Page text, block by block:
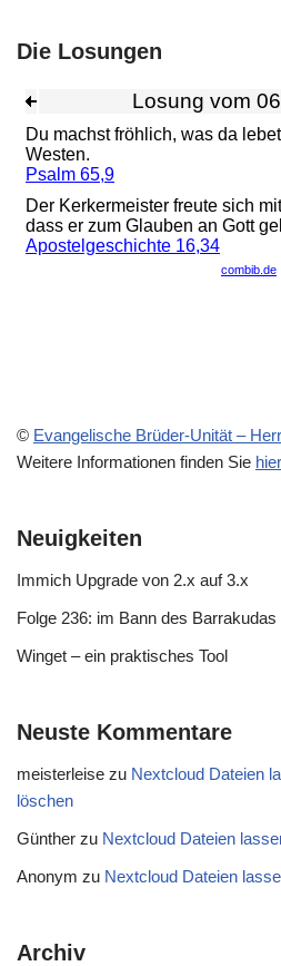
Die Losungen
© Evangelische Brüder-Unität –
Weitere Informationen finden Sie hier
Neuigkeiten
Immich Upgrade von 2.x auf 3.x
Folge 236: im Bann des Barrakudas
Winget – ein praktisches Tool
Neuste Kommentare
meisterleise zu Nextcloud Dateien
löschen
Günther zu Nextcloud Dateien
Anonym zu Nextcloud Dateien
Archiv